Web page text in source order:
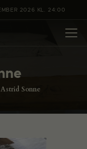
2026 KL. 24:00
Astrid Sonne